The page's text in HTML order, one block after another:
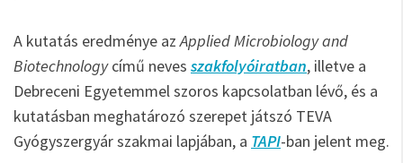
A kutatás eredménye azApplied Microbiology and
Biotechnologycímű neves szakfolyóiratban, illetve a
Debreceni Egyetemmel szoros kapcsolatban lévő, és a
kutatásban meghatározó szerepet játszó TEVA
Gyógyszergyár szakmai lapjában, a TAPI-ban jelent meg.